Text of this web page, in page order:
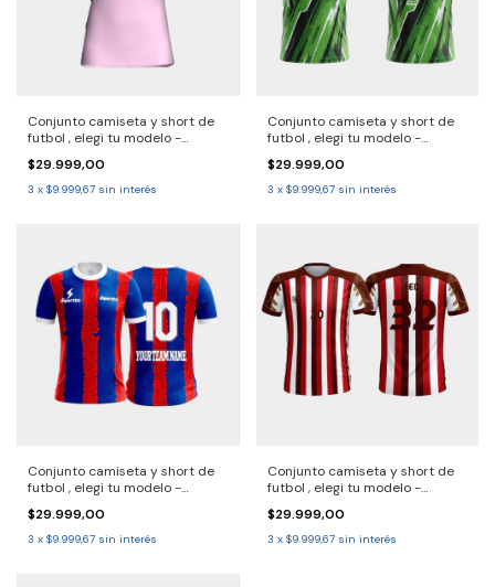
Conjunto camiseta y short de
futbol , elegi tu modelo -
consulta entrega 30/40 dias
$29.999,00
3 x $9.999,67 sin interés
Conjunto camiseta y short de
futbol , elegi tu modelo -
Consulta entrega 30/40 dias
$29.999,00
3 x $9.999,67 sin interés
Conjunto camiseta y short de
futbol , elegi tu modelo -
Consulta entrega 30/40 dias
$29.999,00
3 x $9.999,67 sin interés
Conjunto camiseta y short de
futbol , elegi tu modelo -
Consulta entrega 30/40 dias
$29.999,00
3 x $9.999,67 sin interés